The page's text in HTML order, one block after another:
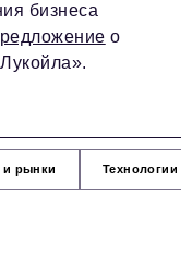
бизнеса
о
рынки Технологии